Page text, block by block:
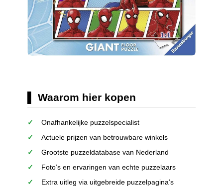
Waarom hier kopen
Onafhankelijke puzzelspecialist
Actuele prijzen van betrouwbare winkels
Grootste puzzeldatabase van Nederland
Foto’s en ervaringen van echte puzzelaars
Extra uitleg via uitgebreide puzzelpagina’s